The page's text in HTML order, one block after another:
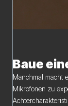
Baue
Manchmal macht
Mikrofonen zu